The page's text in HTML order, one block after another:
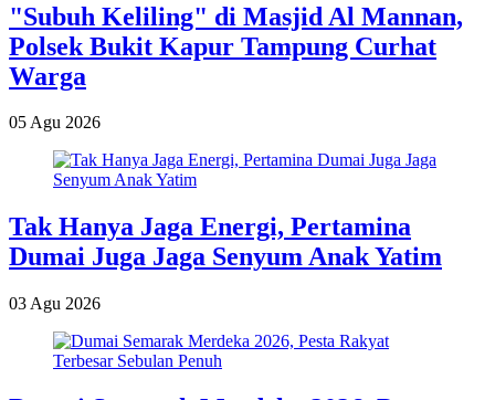
"Subuh Keliling" di Masjid Al Mannan,
Polsek Bukit Kapur Tampung Curhat
Warga
05 Agu 2026
Tak Hanya Jaga Energi, Pertamina
Dumai Juga Jaga Senyum Anak Yatim
03 Agu 2026